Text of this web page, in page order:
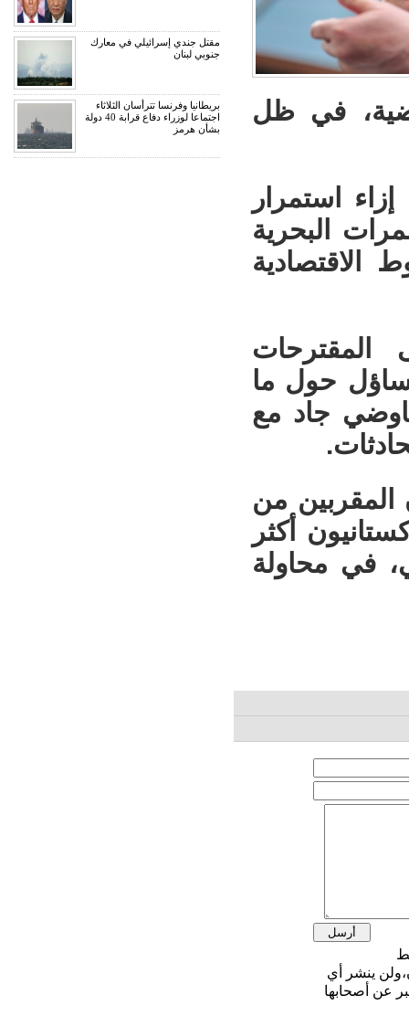
في ظل
استمرار
البحرية
الاقتصادية
المقترحات
حول ما
جاد مع
من
أكثر
في محاولة
ينشر أي
عن أصحابها
مقتل جندي إسرائيلي في معارك
جنوبي لبنان
بريطانيا وفرنسا تترأسان الثلاثاء
اجتماعا لوزراء دفاع قرابة 40 دولة
بشأن هرمز